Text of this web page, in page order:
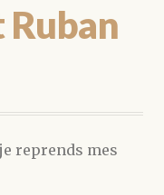
Ruban
reprends mes